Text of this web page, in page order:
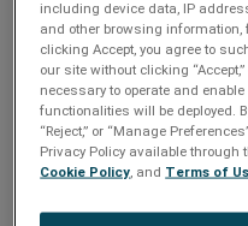
Estudos de caso
including device data, IP
and other browsing
clicking Accept, you agree to
our site without clicking
necessary to operate and
functionalities will be deployed.
“Reject,” or “Manage
Privacy Policy available through
Cookie Policy , and Terms of